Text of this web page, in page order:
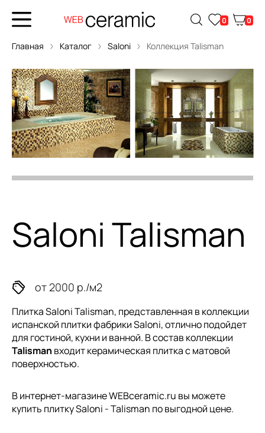
0 0
Главная Каталог Saloni Коллекция Talisman
Saloni Talisman
от 2000 р./м2
Плитка Saloni Talisman, представленная в коллекции
испанской плиткифабрики Saloni, отлично подойдет
для гостиной, кухни и ванной. В состав коллекции
Talisman входит керамическая плитка с матовой
поверхностью.
В интернет-магазине WEBceramic.ru вы можете
купить плитку Saloni - Talisman по выгодной цене.